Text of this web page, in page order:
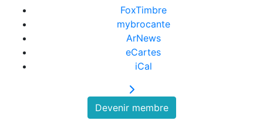
FoxTimbre
mybrocante
ArNews
eCartes
iCal
Devenir membre